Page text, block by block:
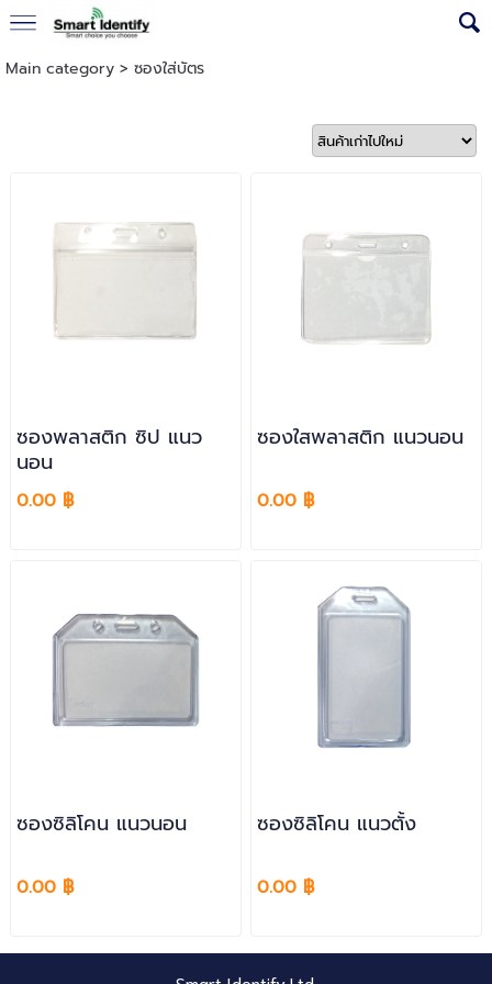
Main category> ซองใส่บัตร
ซองพลาสติก ซิป แนว
นอน
0.00 ฿
ซองใสพลาสติก แนวนอน
0.00 ฿
ซองซิลิโคน แนวนอน
0.00 ฿
ซองซิลิโคน แนวตั้ง
0.00 ฿